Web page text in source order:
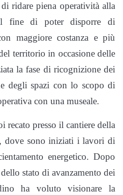
ridare piena operatività alla
fine di poter disporre di
maggiore costanza e più
territorio in occasione delle
la fase di ricognizione dei
degli spazi con lo scopo di
con una museale.
recato presso il cantiere della
dove sono iniziati i lavori di
energetico. Dopo
stato di avanzamento dei
ha voluto visionare la